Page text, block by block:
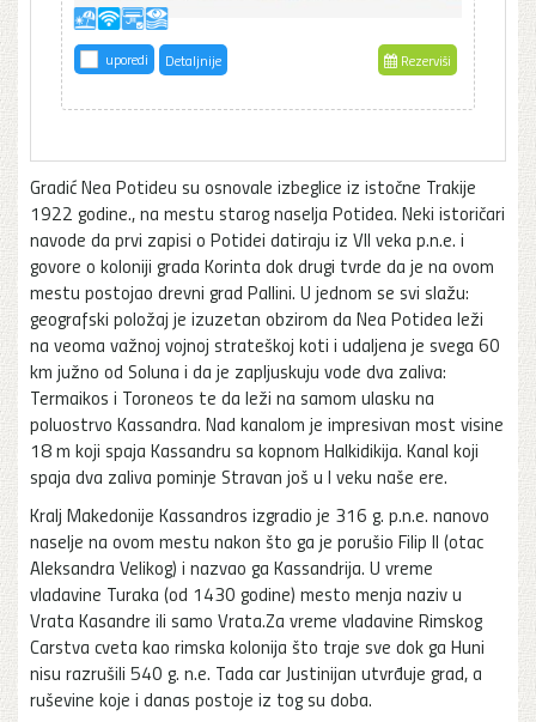
uporedi Detaljnije Rezerviši
Gradić Nea Potideu su osnovale izbeglice iz istočne Trakije
1922 godine., na mestu starog naselja Potidea. Neki istoričari
navode da prvi zapisi o Potidei datiraju iz VII veka p.n.e. i
govore o koloniji grada Korinta dok drugi tvrde da je na ovom
mestu postojao drevni grad Pallini. U jednom se svi slažu:
geografski položaj je izuzetan obzirom da Nea Potidea leži
na veoma važnoj vojnoj strateškoj koti i udaljena je svega 60
km južno od Soluna i da je zapljuskuju vode dva zaliva:
Termaikos i Toroneos te da leži na samom ulasku na
poluostrvo Kassandra. Nad kanalom je impresivan most visine
18 m koji spaja Kassandru sa kopnom Halkidikija. Kanal koji
spaja dva zaliva pominje Stravan još u I veku naše ere.
Kralj Makedonije Kassandros izgradio je 316 g. p.n.e. nanovo
naselje na ovom mestu nakon što ga je porušio Filip II (otac
Aleksandra Velikog) i nazvao ga Kassandrija. U vreme
vladavine Turaka (od 1430 godine) mesto menja naziv u
Vrata Kasandre ili samo Vrata.Za vreme vladavine Rimskog
Carstva cveta kao rimska kolonija što traje sve dok ga Huni
nisu razrušili 540 g. n.e. Tada car Justinijan utvrđuje grad, a
ruševine koje i danas postoje iz tog su doba.